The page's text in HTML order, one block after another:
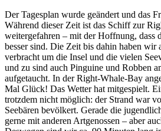
Der Tagesplan wurde geändert und das
Während dieser Zeit ist das Schiff zur
weitergefahren – mit der Hoffnung, dass
besser sind. Die Zeit bis dahin haben wir
verbracht um die Insel und die vielen
und zu sind auch Pinguine und Robben
aufgetaucht. In der Right-Whale-Bay
Mal Glück! Das Wetter hat mitgespielt.
trotzdem nicht möglich: der Strand war
Seebären bevölkert. Gerade die
gerne mit anderen Artgenossen – aber